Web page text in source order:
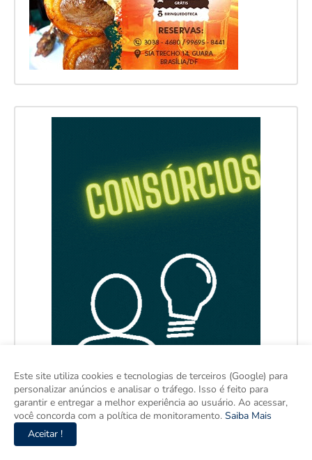
Este site utiliza cookies e tecnologias de terceiros (Google) para
personalizar anúncios e analisar o tráfego. Isso é feito para
garantir e entregar a melhor experiência ao usuário. Ao acessar,
você concorda com a política de monitoramento. Saiba Mais
Aceitar !